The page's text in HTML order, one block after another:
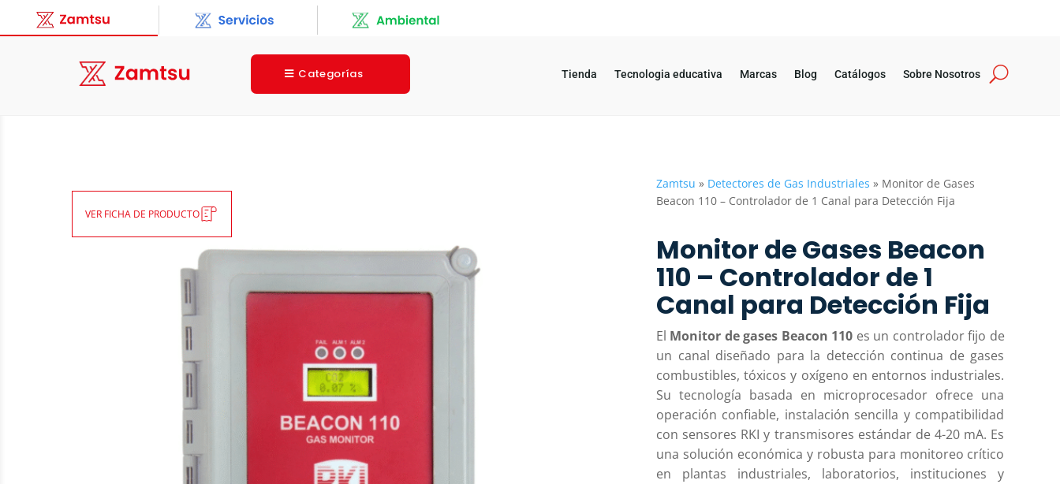
Categorías Tienda Tecnologia educativa Marcas Blog Catálogos Sobre Nosotros
VER FICHA DE PRODUCTO
Zamtsu » Detectores de Gas Industriales » Monitor de Gases
Beacon 110 – Controlador de 1 Canal para Detección Fija
Monitor de Gases Beacon
110 – Controlador de 1
Canal para Detección Fija
El Monitor de gases Beacon 110 es un controlador fijo de
un canal diseñado para la detección continua de gases
combustibles, tóxicos y oxígeno en entornos industriales.
Su tecnología basada en microprocesador ofrece una
operación confiable, instalación sencilla y compatibilidad
con sensores RKI y transmisores estándar de 4-20 mA. Es
una solución económica y robusta para monitoreo crítico
en plantas industriales, laboratorios, instituciones y